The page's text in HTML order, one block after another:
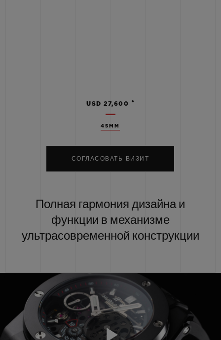
45MM
USD 27,600 •
СОГЛАСОВАТЬ ВИЗИТ
Полная гармония дизайна и
функции в механизме
ультрасовременной конструкции